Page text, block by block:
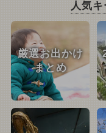
人気
厳選お出かけ
まとめ